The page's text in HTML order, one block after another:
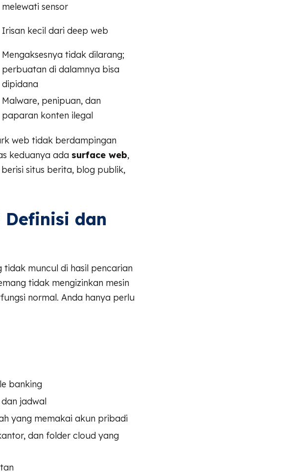
melewati sensor
Irisan kecil dari deep web
Mengaksesnya tidak dilarang;
perbuatan di dalamnya bisa
dipidana
Malware, penipuan, dan
paparan konten ilegal
web tidak berdampingan
keduanya ada surface web,
situs berita, blog publik,
Definisi dan
muncul di hasil pencarian
tidak mengizinkan mesin
normal. Anda hanya perlu
banking
jadwal
yang memakai akun pribadi
dan folder cloud yang